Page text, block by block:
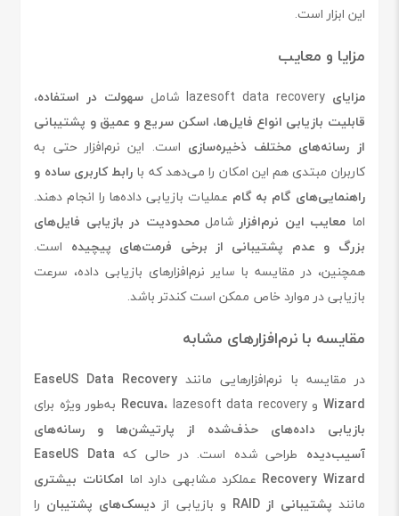
این ابزار است.
مزایا و معایب
مزایایlazesoft data recovery شامل
سهولت در استفاده،
قابلیت بازیابی انواع فایل‌ها، اسکن سریع و عمیق و پشتیبانی
از رسانه‌های مختلف ذخیره‌سازی است. این نرم‌افزار حتی به
کاربران مبتدی هم این امکان را می‌دهد که با رابط کاربری ساده و
راهنمایی‌های گام به گام عملیات بازیابی داده‌ها را انجام دهند.
اما معایب این نرم‌افزار شاملمحدودیت در بازیابی فایل‌های
بزرگ و عدم پشتیبانی از برخی فرمت‌های پیچیده است.
همچنین، در مقایسه با سایر نرم‌افزارهای بازیابی داده، سرعت
بازیابی در موارد خاص ممکن است کندتر باشد.
مقایسه با نرم‌افزارهای مشابه
در مقایسه با نرم‌افزارهایی مانند EaseUS Data Recovery
Wizard و Recuva، lazesoft data recovery به‌طور ویژه برای
بازیابی داده‌های حذف‌شده از پارتیشن‌ها و رسانه‌های
آسیب‌دیده طراحی شده است. در حالی کهEaseUS Data
Recovery Wizard عملکرد مشابهی دارد اما امکانات بیشتری
مانند پشتیبانی از RAID و بازیابی از دیسک‌های پشتیبان را